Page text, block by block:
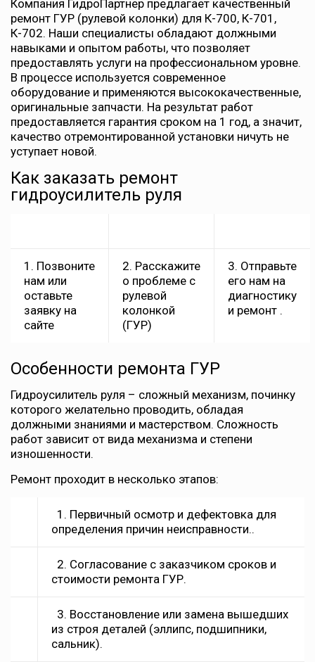
Компания ГидроПартнер предлагает качественный
ремонт ГУР (рулевой колонки) для К-700, К-701,
К-702. Наши специалисты обладают должными
навыками и опытом работы, что позволяет
предоставлять услуги на профессиональном уровне.
В процессе используется современное
оборудование и применяются высококачественные,
оригинальные запчасти. На результат работ
предоставляется гарантия сроком на 1 год, а значит,
качество отремонтированной установки ничуть не
уступает новой.
Как заказать ремонт
гидроусилитель руля
1. Позвоните
нам или
оставьте
заявку на
сайте
2. Расскажите
о проблеме с
рулевой
колонкой
(ГУР)
3. Отправьте
его нам на
диагностику
и ремонт .
Особенности ремонта ГУР
Гидроусилитель руля – сложный механизм, починку
которого желательно проводить, обладая
должными знаниями и мастерством. Сложность
работ зависит от вида механизма и степени
изношенности.
Ремонт проходит в несколько этапов:
1. Первичный осмотр и дефектовка для
определения причин неисправности..
2. Согласование с заказчиком сроков и
стоимости ремонта ГУР.
3. Восстановление или замена вышедших
из строя деталей (эллипс, подшипники,
сальник).